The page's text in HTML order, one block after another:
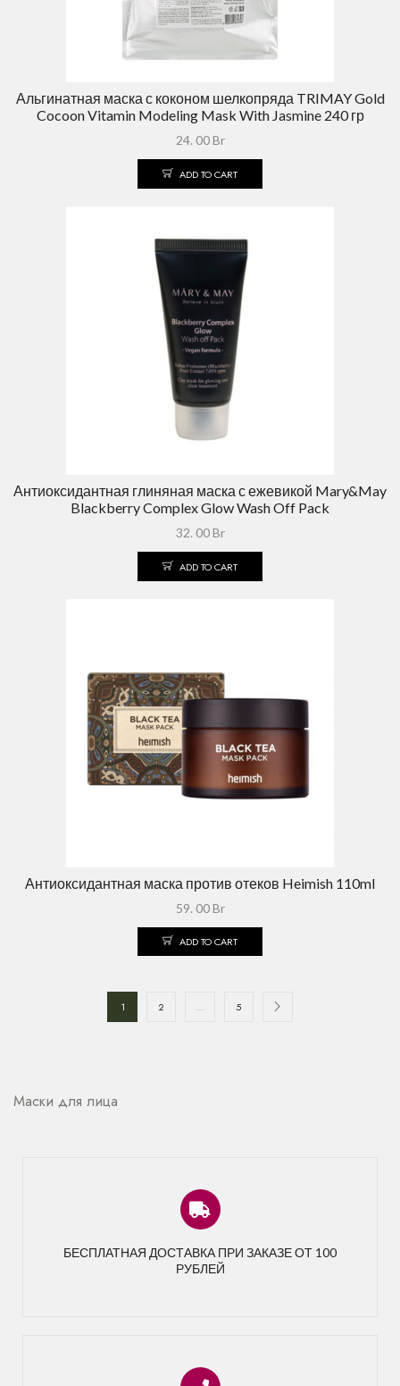
Альгинатная маска с коконом шелкопряда TRIMAY Gold
Cocoon Vitamin Modeling Mask With Jasmine 240 гр
24. 00Br
ADD TO CART
Антиоксидантная глиняная маска с ежевикой Mary&May
Blackberry Complex Glow Wash Off Pack
32. 00Br
ADD TO CART
Антиоксидантная маска против отеков Heimish 110ml
59. 00Br
ADD TO CART
1 2 … 5
Маски для лица
БЕСПЛАТНАЯ ДОСТАВКА ПРИ ЗАКАЗЕ ОТ 100
РУБЛЕЙ